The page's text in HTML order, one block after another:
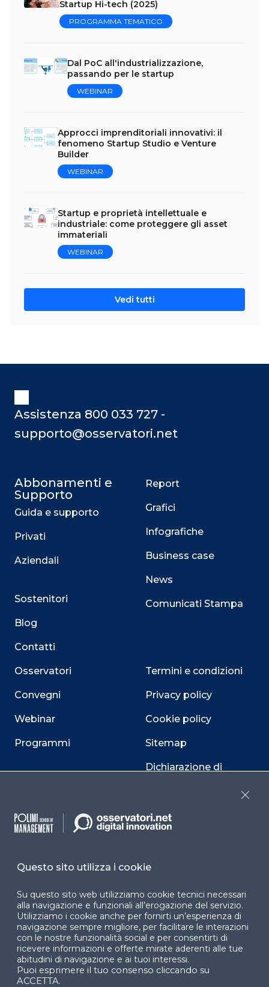
Startup Hi-tech (2025)
PROGRAMMA TEMATICO
Dal PoC all'industrializzazione,
passando per le startup
WEBINAR
Approcci imprenditoriali innovativi: il
fenomeno Startup Studio e Venture
Builder
WEBINAR
Startup e proprietà intellettuale e
industriale: come proteggere gli asset
immateriali
WEBINAR
Vedi tutti
Assistenza 800 033 727 -
supporto@osservatori.net
Abbonamenti e
Supporto
Guida e supporto
Privati
Aziendali
Sostenitori
Blog
Contatti
Osservatori
Convegni
Webinar
Programmi
Report
Grafici
Infografiche
Business case
News
Comunicati Stampa
Termini e condizioni
Privacy policy
Cookie policy
Sitemap
Dichiarazione di
Facebook LinkedIn
YouTube X
Questo sito utilizza i cookie
Su questo sito web utilizziamo cookie tecnici necessari
alla navigazione e funzionali all’erogazione del servizio.
Utilizziamo i cookie anche per fornirti un’esperienza di
navigazione sempre migliore, per facilitare le interazioni
con le nostre funzionalità social e per consentirti di
ricevere informazioni e offerte mirate aderenti alle tue
abitudini di navigazione e ai tuoi interessi.
Puoi esprimere il tuo consenso cliccando su
ACCETTA.